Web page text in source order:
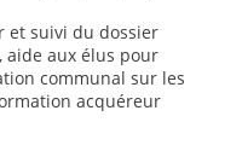
et suivi du dossier
aux élus pour
communal sur les
acquéreur